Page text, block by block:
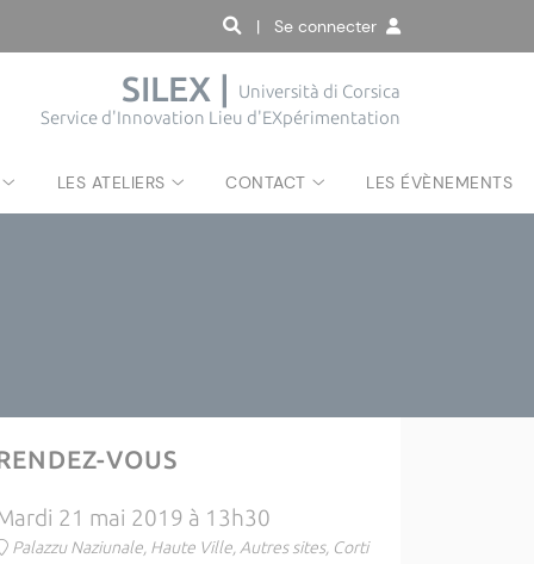
| Se connecter
SILEX |
Università di Corsica
Service d'Innovation Lieu d'EXpérimentation
LES ATELIERS CONTACT LES ÉVÈNEMENTS
VOUS
21 mai 2019 à 13h30
Palazzu Naziunale, Haute Ville, Autres sites, Corti